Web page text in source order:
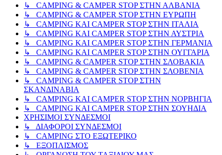
↳ CAMPING & CAMPER STOP ΣΤΗΝ ΑΛΒΑΝΙΑ
↳ CAMPING & CAMPER STOP ΣΤΗΝ ΕΥΡΩΠΗ
↳ CAMPING KAI CAMPER STOP ΣΤΗΝ ΙΤΑΛΙΑ
↳ CAMPING KAI CAMPER STOP ΣΤΗΝ ΑΥΣΤΡΙΑ
↳ CAMPING KAI CAMPER STOP ΣΤΗΝ ΓΕΡΜΑΝΙΑ
↳ CAMPING KAI CAMPER STOP ΣΤΗΝ ΟΥΓΓΑΡΙΑ
↳ CAMPING & CAMPER STOP ΣΤΗΝ ΣΛΟΒΑΚΙΑ
↳ CAMPING & CAMPER STOP ΣΤΗΝ ΣΛΟΒΕΝΙΑ
↳ CAMPING & CAMPER STOP ΣΤΗΝ
ΣΚΑΝΔΙΝΑΒΙΑ
↳ CAMPING KAI CAMPER STOP ΣΤΗΝ ΝΟΡΒΗΓΙΑ
↳ CAMPING KAI CAMPER STOP ΣΤΗΝ ΣΟΥΗΔΙΑ
ΧΡΗΣΙΜΟΙ ΣΥΝΔΕΣΜΟΙ
↳ ΔΙΑΦΟΡΟΙ ΣΥΝΔΕΣΜΟΙ
↳ CAMPING ΣΤΟ ΕΞΩΤΕΡΙΚΟ
↳ ΕΞΟΠΛΙΣΜΟΣ